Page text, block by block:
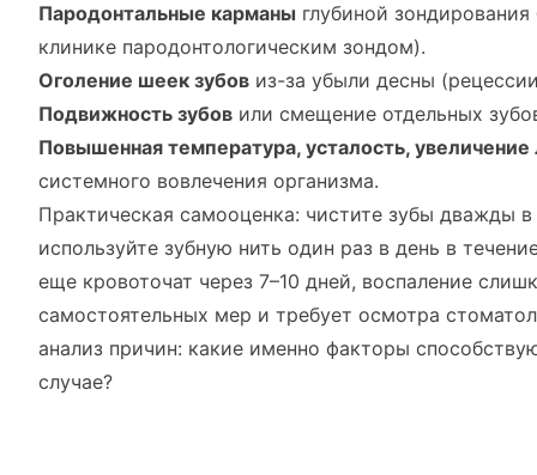
Пародонтальные карманы глубиной
клинике пародонтологическим зондом).
Оголение шеек зубов из-за убыли десны
Подвижность зубов или смещение отдельных
Повышенная температура, усталость,
системного вовлечения организма.
Практическая самооценка: чистите зубы дважды
используйте зубную нить один раз в день в
еще кровоточат через 7–10 дней, воспаление
самостоятельных мер и требует осмотра
анализ причин: какие именно факторы
случае?